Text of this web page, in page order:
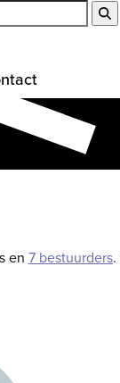
en 7 bestuurders.